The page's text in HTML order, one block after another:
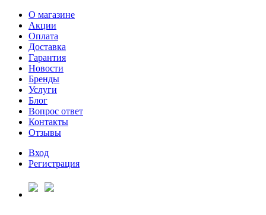
О магазине
Акции
Оплата
Доставка
Гарантия
Новости
Бренды
Услуги
Блог
Вопрос ответ
Контакты
Отзывы
Вход
Регистрация
Для клиентов всех банков
Разбейте
оплатуна части
без переплат
График платежей